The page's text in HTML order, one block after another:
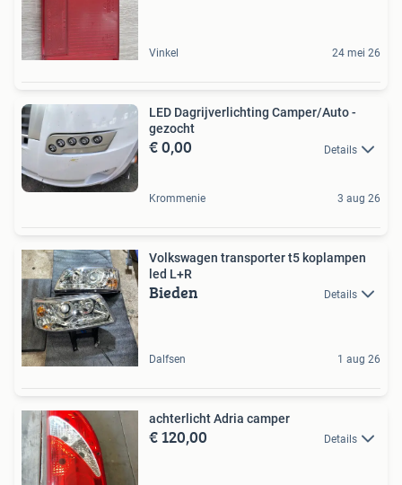
Vinkel 24 mei 26
LED Dagrijverlichting Camper/Auto -
gezocht
€ 0,00 Details
Krommenie 3 aug 26
Volkswagen transporter t5 koplampen
led L+R
Bieden Details
Dalfsen 1 aug 26
achterlicht Adria camper
€ 120,00 Details